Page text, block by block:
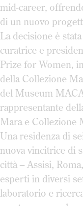
mid-career,
di un nuovo
La decisione è
curatrice e
Prize for Women,
della Collezione
del Museum
rappresentante
Mara e Collezione
Una residenza di
nuova vincitrice di
città – Assisi,
esperti in diversi
laboratorio e